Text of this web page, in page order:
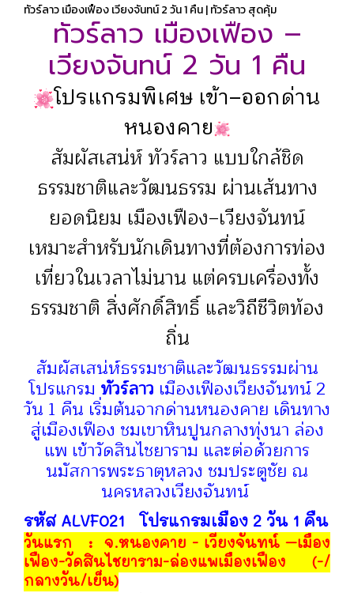
ทัวร์ลาว เมืองเฟือง เวียงจันทน์ 2 วัน 1 คืน | ทัวร์ลาว สุดคุ้ม
ทัวร์ลาว เมืองเฟือง –
เวียงจันทน์ 2 วัน 1 คืน
โปรแกรมพิเศษ เข้า–ออกด่าน
หนองคาย
สัมผัสเสน่ห์ ทัวร์ลาว แบบใกล้ชิด
ธรรมชาติและวัฒนธรรม ผ่านเส้นทาง
ยอดนิยม เมืองเฟือง–เวียงจันทน์
เหมาะสำหรับนักเดินทางที่ต้องการท่อง
เที่ยวในเวลาไม่นาน แต่ครบเครื่องทั้ง
ธรรมชาติ สิ่งศักดิ์สิทธิ์ และวิถีชีวิตท้อง
ถิ่น
สัมผัสเสน่ห์ธรรมชาติและวัฒนธรรมผ่าน
โปรแกรม ทัวร์ลาว เมืองเฟืองเวียงจันทน์ 2
วัน 1 คืน เริ่มต้นจากด่านหนองคาย เดินทาง
สู่เมืองเฟือง ชมเขาหินปูนกลางทุ่งนา ล่อง
แพ เข้าวัดสินไชยาราม และต่อด้วยการ
นมัสการพระธาตุหลวง ชมประตูชัย ณ
นครหลวงเวียงจันทน์
รหัส ALVF021 โปรแกรมเมือง 2 วัน 1 คืน
วันแรก : จ.หนองคาย - เวียงจันทน์ –เมือง
เฟือง-วัดสินไชยาราม-ล่องแพเมืองเฟือง (-/
กลางวัน/เย็น)